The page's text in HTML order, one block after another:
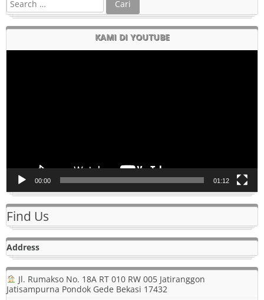
KAMI DI YOUTUBE
00:00 01:12
Find Us
Address
Jl. Rumakso No. 18A RT 010 RW 005 Jatiranggon
Jatisampurna Pondok Gede Bekasi 17432